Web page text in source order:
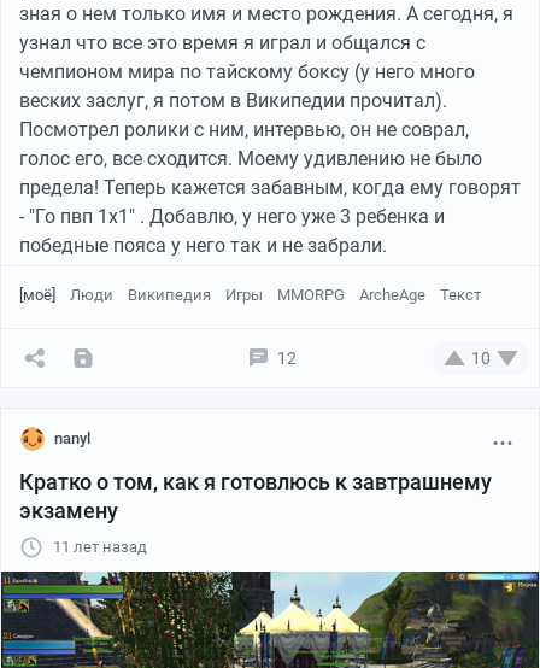
зная о нем только имя и место рождения. А сегодня, я
узнал что все это время я играл и общался с
чемпионом мира по тайскому боксу (у него много
веских заслуг, я потом в Википедии прочитал).
Посмотрел ролики с ним, интервью, он не соврал,
голос его, все сходится. Моему удивлению не было
предела! Теперь кажется забавным, когда ему говорят
- "Го пвп 1х1" . Добавлю, у него уже 3 ребенка и
победные пояса у него так и не забрали.
[моё] Люди Википедия Игры MMORPG ArcheAge Текст
12 10
nanyl
Кратко о том, как я готовлюсь к завтрашнему
экзамену
11 лет назад